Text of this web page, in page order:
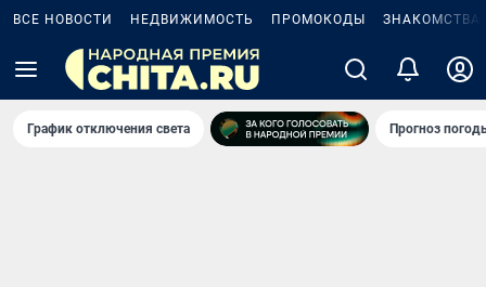
ВСЕ НОВОСТИ НЕДВИЖИМОСТЬ ПРОМОКОДЫ ЗНАКОМСТВА
График отключения света Прогноз